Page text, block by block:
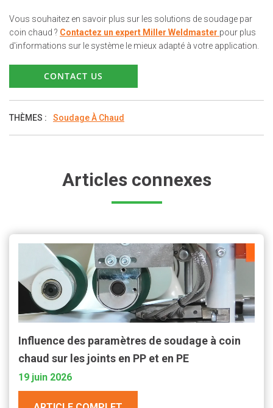
Vous souhaitez en savoir plus sur les solutions de soudage par
coin chaud ? Contactez un expert Miller Weldmaster pour plus
d'informations sur le système le mieux adapté à votre application.
CONTACT US
THÈMES : Soudage À Chaud
Articles connexes
Influence des paramètres de soudage à coin
chaud sur les joints en PP et en PE
19 juin 2026